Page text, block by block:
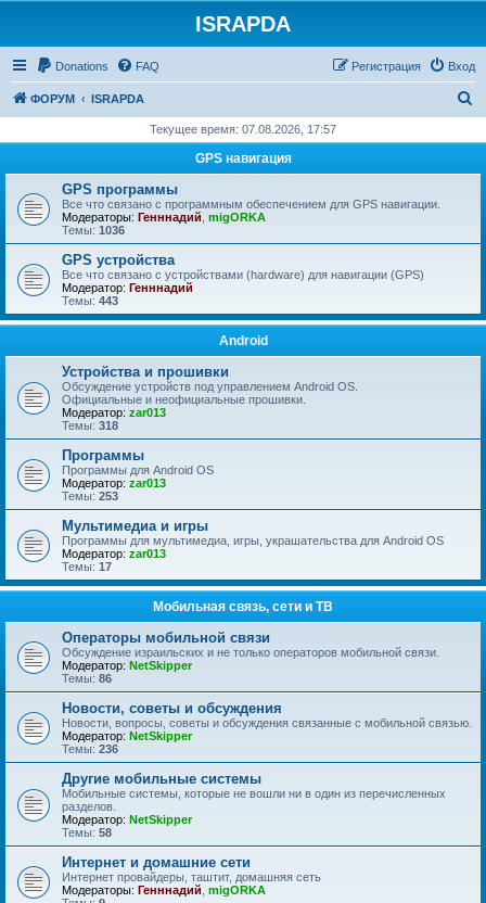
ISRAPDA
Donations FAQ Вход
Регистрация
ФОРУМ ISRAPDA
с
Текущее время: 07.08.2026, 17:57
GPS навигация
GPS программы
Все что связано с программным обеспечением для GPS навигации.
Модераторы: Генннадий migORKA
Темы: 1036
GPS устройства
Все что связано с устройствами (hardware) для навигации (GPS)
Модератор: Генннадий
Темы: 443
Android
Устройства и прошивки
Обсуждение устройств под управлением Android OS.
Официальные и неофициальные прошивки.
Модератор: zar013
Темы: 318
Программы
Программы для Android OS
Модератор: zar013
Темы: 253
Мультимедиа и игры
Программы для мультимедиа, игры, украшательства для Android OS
Модератор: zar013
Темы: 17
Мобильная связь, сети и ТВ
Операторы мобильной связи
Обсуждение израильских и не только операторов мобильной связи.
Модератор: NetSkipper
Темы: 86
Новости, советы и обсуждения
Новости, вопросы, советы и обсуждения связанные с мобильной связью.
Модератор: NetSkipper
Темы: 236
Другие мобильные системы
Мобильные системы, которые не вошли ни в один из перечисленных
разделов.
Модератор: NetSkipper
Темы: 58
Интернет и домашние сети
Интернет провайдеры, таштит, домашняя сеть
Модераторы: Генннадий migORKA